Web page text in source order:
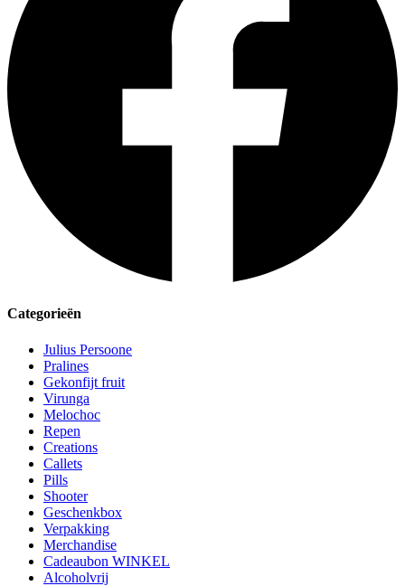
Categorieën
Julius Persoone
Pralines
Gekonfijt fruit
Virunga
Melochoc
Repen
Creations
Callets
Pills
Shooter
Geschenkbox
Verpakking
Merchandise
Cadeaubon WINKEL
Alcoholvrij